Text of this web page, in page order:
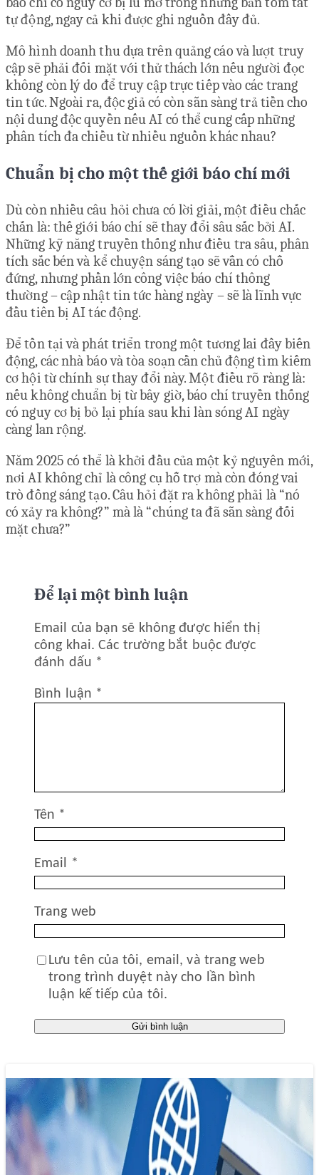
tự động, ngay cả khi được ghi nguồn đầy đủ.
Mô hình doanh thu dựa trên quảng cáo và lượt truy
cập sẽ phải đối mặt với thử thách lớn nếu người đọc
không còn lý do để truy cập trực tiếp vào các trang
tin tức. Ngoài ra, độc giả có còn sẵn sàng trả tiền cho
nội dung độc quyền nếu AI có thể cung cấp những
phân tích đa chiều từ nhiều nguồn khác nhau?
Chuẩn bị cho một thế giới báo chí mới
Dù còn nhiều câu hỏi chưa có lời giải, một điều chắc
chắn là: thế giới báo chí sẽ thay đổi sâu sắc bởi AI.
Những kỹ năng truyền thống như điều tra sâu, phân
tích sắc bén và kể chuyện sáng tạo sẽ vẫn có chỗ
đứng, nhưng phần lớn công việc báo chí thông
thường – cập nhật tin tức hàng ngày – sẽ là lĩnh vực
đầu tiên bị AI tác động.
Để tồn tại và phát triển trong một tương lai đầy biến
động, các nhà báo và tòa soạn cần chủ động tìm kiếm
cơ hội từ chính sự thay đổi này. Một điều rõ ràng là:
nếu không chuẩn bị từ bây giờ, báo chí truyền thống
có nguy cơ bị bỏ lại phía sau khi làn sóng AI ngày
càng lan rộng.
Năm 2025 có thể là khởi đầu của một kỷ nguyên mới,
nơi AI không chỉ là công cụ hỗ trợ mà còn đóng vai
trò đồng sáng tạo. Câu hỏi đặt ra không phải là “nó
có xảy ra không?” mà là “chúng ta đã sẵn sàng đối
mặt chưa?”
Để lại một bình luận
Email của bạn sẽ không được hiển thị
công khai. Các trường bắt buộc được
đánh dấu *
Bình luận *
Tên *
Email *
Trang web
Lưu tên của tôi, email, và trang web
trong trình duyệt này cho lần bình
luận kế tiếp của tôi.